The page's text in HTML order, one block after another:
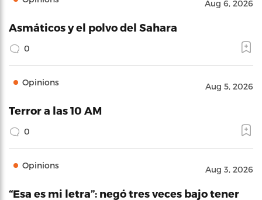
Aug 6, 2026
Asmáticos y el polvo del Sahara
0
Opinions Aug 5, 2026
Terror a las 10 AM
0
Opinions Aug 3, 2026
“Esa es mi letra”: negó tres veces bajo tener